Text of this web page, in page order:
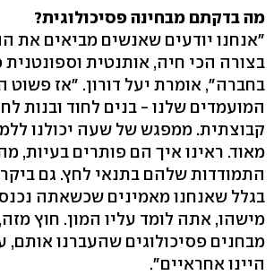
מה בדקתם מבחינה פסיכולוגית?
"אנחנו יודעים שאנשים מביאים את
בצורה הכי חיה, אותנטית
בחברה", אומרת יעל דורון. "אז פשוט
המועמדים שלנו - בנים לחוד ובנות
קבוצתית. ממפגש של שעה יכולנו
מאוד. ראינו איך הם פותרים בעיות,
התמודדות שלהם בתנאי לחץ. גם
בגלל שאנחנו מאמינים שכשאתה
מישהו, אתה לומד עליו המון. חוץ
מבחנים פסיכולוגים שהעברנו אותם,
היינו אחראיים".